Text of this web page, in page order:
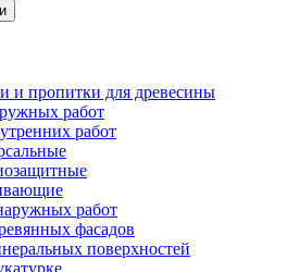
и пропитки для древесины
работ
работ
работ
фасадов
поверхностей